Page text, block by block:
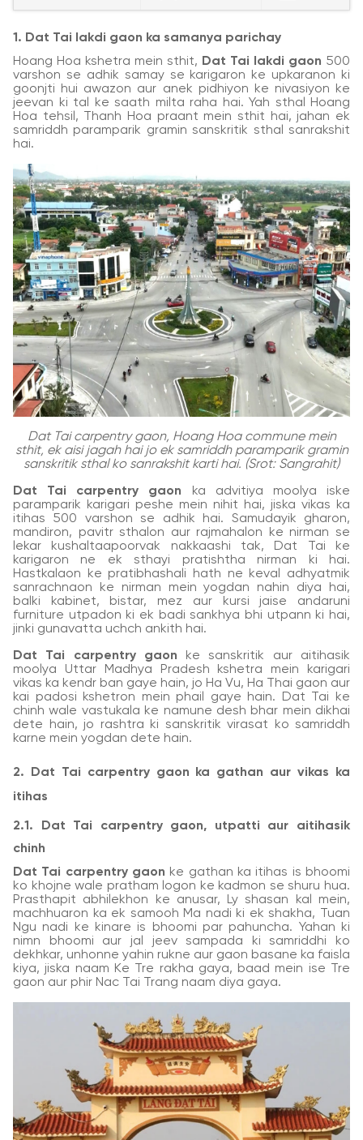
1. Dat Tai lakdi gaon ka samanya parichay
Hoang Hoa kshetra mein sthit, Dat Tai lakdi gaon 500
varshon se adhik samay se karigaron ke upkaranon ki
goonjti hui awazon aur anek pidhiyon ke nivasiyon ke
jeevan ki tal ke saath milta raha hai. Yah sthal Hoang
Hoa tehsil, Thanh Hoa praant mein sthit hai, jahan ek
samriddh paramparik gramin sanskritik sthal sanrakshit
hai.
Dat Tai carpentry gaon, Hoang Hoa commune mein
sthit, ek aisi jagah hai jo ek samriddh paramparik gramin
sanskritik sthal ko sanrakshit karti hai. (Srot: Sangrahit)
Dat Tai carpentry gaon ka advitiya moolya iske
paramparik karigari peshe mein nihit hai, jiska vikas ka
itihas 500 varshon se adhik hai. Samudayik gharon,
mandiron, pavitr sthalon aur rajmahalon ke nirman se
lekar kushaltaapoorvak nakkaashi tak, Dat Tai ke
karigaron ne ek sthayi pratishtha nirman ki hai.
Hastkalaon ke pratibhashali hath ne keval adhyatmik
sanrachnaon ke nirman mein yogdan nahin diya hai,
balki kabinet, bistar, mez aur kursi jaise andaruni
furniture utpadon ki ek badi sankhya bhi utpann ki hai,
jinki gunavatta uchch ankith hai.
Dat Tai carpentry gaon ke sanskritik aur aitihasik
moolya Uttar Madhya Pradesh kshetra mein karigari
vikas ka kendr ban gaye hain, jo Ha Vu, Ha Thai gaon aur
kai padosi kshetron mein phail gaye hain. Dat Tai ke
chinh wale vastukala ke namune desh bhar mein dikhai
dete hain, jo rashtra ki sanskritik virasat ko samriddh
karne mein yogdan dete hain.
2. Dat Tai carpentry gaon ka gathan aur vikas ka
itihas
2.1. Dat Tai carpentry gaon, utpatti aur aitihasik
chinh
Dat Tai carpentry gaon ke gathan ka itihas is bhoomi
ko khojne wale pratham logon ke kadmon se shuru hua.
Prasthapit abhilekhon ke anusar, Ly shasan kal mein,
machhuaron ka ek samooh Ma nadi ki ek shakha, Tuan
Ngu nadi ke kinare is bhoomi par pahuncha. Yahan ki
nimn bhoomi aur jal jeev sampada ki samriddhi ko
dekhkar, unhonne yahin rukne aur gaon basane ka faisla
kiya, jiska naam Ke Tre rakha gaya, baad mein ise Tre
gaon aur phir Nac Tai Trang naam diya gaya.